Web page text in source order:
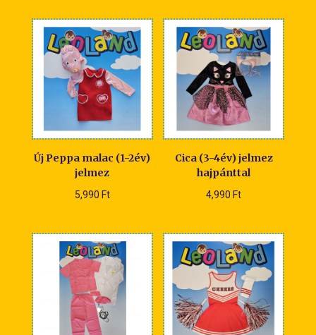
Új Peppa malac (1-2év)
jelmez
5,990 Ft
Cica (3-4év) jelmez
hajpánttal
4,990 Ft